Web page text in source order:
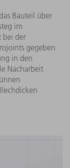
Bauteil über
im
bei der
gegeben
in den
Nacharbeit